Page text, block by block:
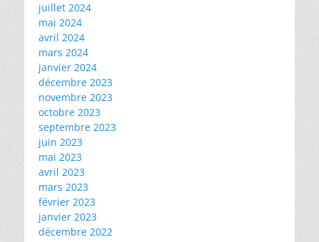
juillet 2024
mai 2024
avril 2024
mars 2024
janvier 2024
décembre 2023
novembre 2023
octobre 2023
septembre 2023
juin 2023
mai 2023
avril 2023
mars 2023
février 2023
janvier 2023
décembre 2022